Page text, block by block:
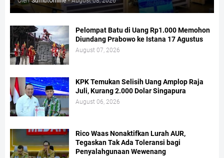
Pelompat Batu di Uang Rp1.000 Memohon
Diundang Prabowo ke Istana 17 Agustus
August 07, 2026
KPK Temukan Selisih Uang Amplop Raja
Juli, Kurang 2.000 Dolar Singapura
August 06, 2026
Rico Waas Nonaktifkan Lurah AUR,
Tegaskan Tak Ada Toleransi bagi
Penyalahgunaan Wewenang